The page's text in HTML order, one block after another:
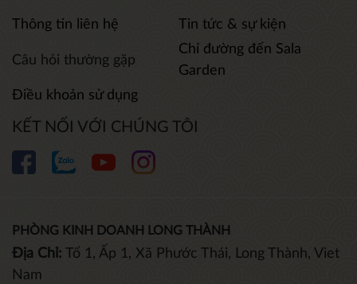
Thông tin liên hệ Tin tức & sự kiện
Câu hỏi thường gặp
Chỉ đường đến Sala
Garden
Điều khoản sử dụng
KẾT NỐI VỚI CHÚNG TÔI
PHÒNG KINH DOANH LONG THÀNH
Địa Chỉ: Tổ 1, Ấp 1, Xã Phước Thái, Long Thành, Viet
Nam